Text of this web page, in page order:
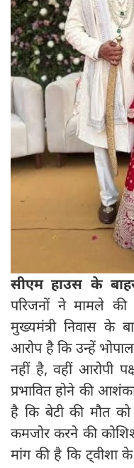
सीएम हाउस के बाहर
परिजनों ने मामले
मुख्यमंत्री निवास के
आरोप है कि उन्हें
नहीं है, वहीं आरोपी
प्रभावित होने की
है कि बेटी की मौत
कमजोर करने की
मांग की है कि ट्वीशा